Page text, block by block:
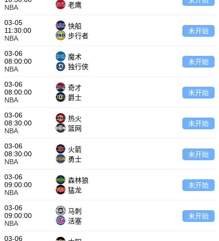
NBA
老鹰
03-05
11:30:00
NBA
快船
步行者
未开始
03-06
08:00:00
NBA
魔术
独行侠
未开始
03-06
08:00:00
NBA
奇才
爵士
未开始
03-06
08:30:00
NBA
热火
篮网
未开始
03-06
08:30:00
NBA
火箭
勇士
未开始
03-06
09:00:00
NBA
森林狼
猛龙
未开始
03-06
09:00:00
NBA
马刺
活塞
未开始
03-06